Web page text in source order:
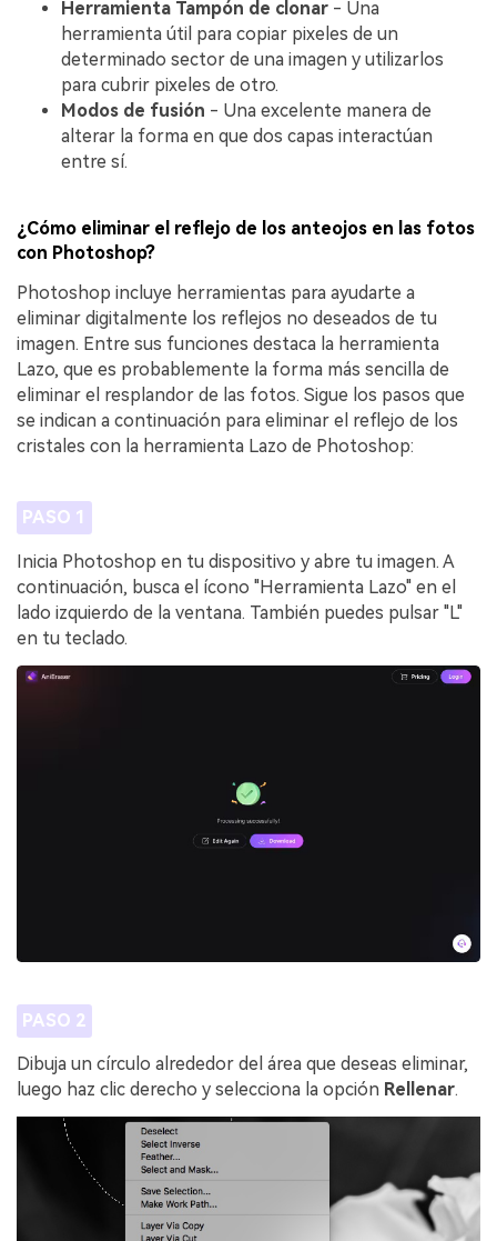
Herramienta Tampón de clonar - Una
herramienta útil para copiar pixeles de un
determinado sector de una imagen y utilizarlos
para cubrir pixeles de otro.
Modos de fusión - Una excelente manera de
alterar la forma en que dos capas interactúan
entre sí.
¿Cómo eliminar el reflejo de los anteojos en las fotos
con Photoshop?
Photoshop incluye herramientas para ayudarte a
eliminar digitalmente los reflejos no deseados de tu
imagen. Entre sus funciones destaca la herramienta
Lazo, que es probablemente la forma más sencilla de
eliminar el resplandor de las fotos. Sigue los pasos que
se indican a continuación para eliminar el reflejo de los
cristales con la herramienta Lazo de Photoshop:
PASO 1
Inicia Photoshop en tu dispositivo y abre tu imagen. A
continuación, busca el ícono "Herramienta Lazo" en el
lado izquierdo de la ventana. También puedes pulsar "L"
en tu teclado.
PASO 2
Dibuja un círculo alrededor del área que deseas eliminar,
luego haz clic derecho y selecciona la opción Rellenar.